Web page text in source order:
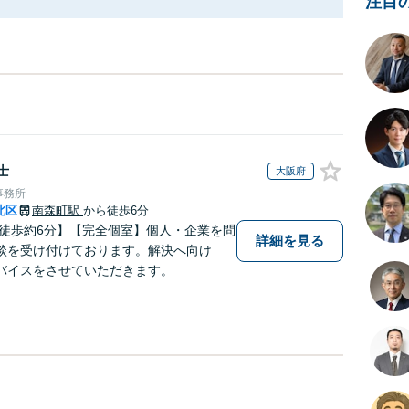
大阪府
務所
区 南森町駅 から徒歩6分
歩約6分】【完全個室】個人・企業を問
を受け付けております。解決へ向け
イスをさせていただきます。
詳細を見る